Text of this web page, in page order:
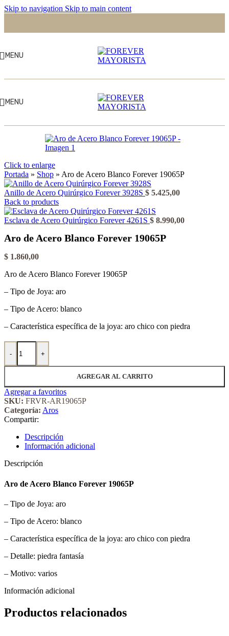
Skip to navigation Skip to main content
MENU
MENU
Click to enlarge
Portada » Shop » Aro de Acero Blanco Forever 19065P
Anillo de Acero Quirúrgico Forever 3928S $ 5.425,00
Back to products
Esclava de Acero Quirúrgico Forever 4261S $ 8.990,00
Aro de Acero Blanco Forever 19065P
$ 1.860,00
Aro de Acero Blanco Forever 19065P
– Tipo de Joya: aro
– Tipo de Acero: blanco
– Característica específica de la joya: aro chico con piedra
-
Aro de Acero Blanco Forever 19065P cantidad
+
AGREGAR AL CARRITO
Agregar a favoritos
SKU: FRVR-AR19065P
Categoría: Aros
Compartir:
Descripción
Información adicional
Descripción
Aro de Acero Blanco Forever 19065P
– Tipo de Joya: aro
– Tipo de Acero: blanco
– Característica específica de la joya: aro chico con piedra
– Detalle: piedra fantasía
– Motivo: varios
Información adicional
Productos relacionados